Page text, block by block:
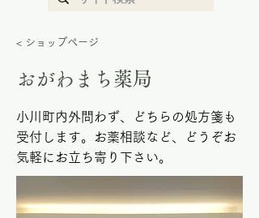
< ショップページ
おがわまち薬局
小川町内外問わず、どちらの処方箋も
受付します。お薬相談など、どうぞお
気軽にお立ち寄り下さい。